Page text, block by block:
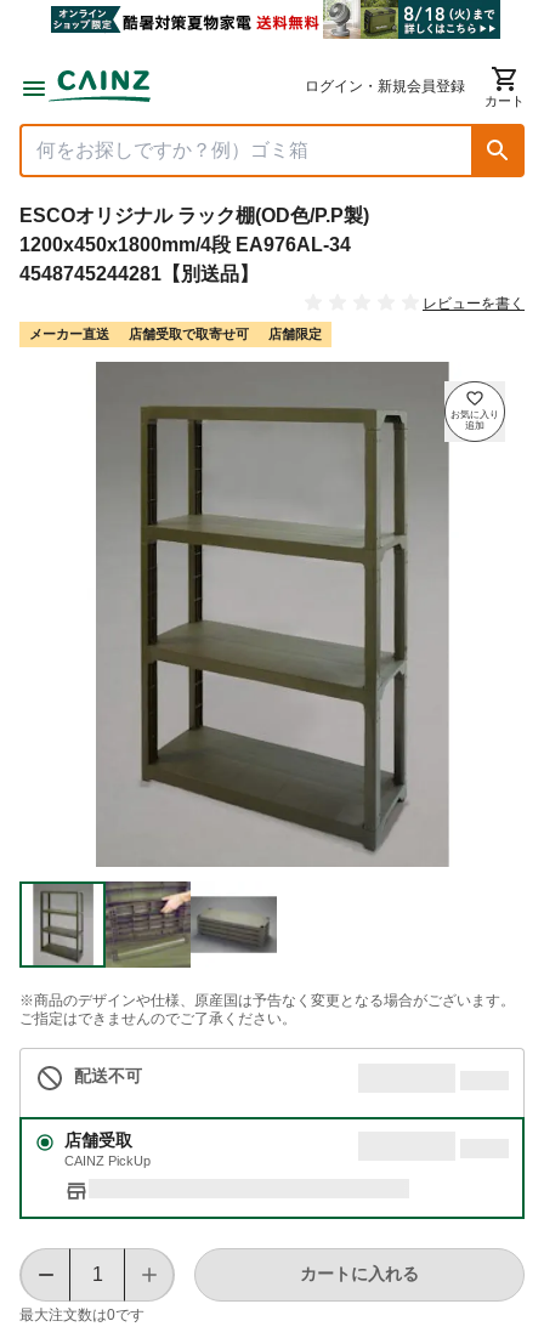
ログイン・新規会員登録
カート
ESCOオリジナル ラック棚(OD色/P.P製)
1200x450x1800mm/4段 EA976AL-34
4548745244281【別送品】
レビューを書く
メーカー直送 店舗受取で取寄せ可 店舗限定
※商品のデザインや仕様、原産国は予告なく変更となる場合がございます。
ご指定はできませんのでご了承ください。
配送不可
店舗受取
CAINZ PickUp
最大注文数は0です
カートに入れる